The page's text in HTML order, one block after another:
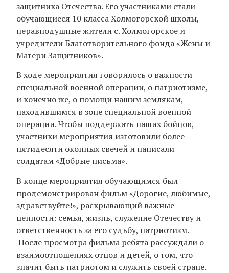
защитника Отечества. Его участниками стали
обучающиеся 10 класса Холмогорской школы,
неравнодушные жители с. Холмогорское и
учредители Благотворительного фонда «Жены и
Матери Защитников».
В ходе мероприятия говорилось о важности
специальной военной операции, о патриотизме,
и конечно же, о помощи нашим землякам,
находившимся в зоне специальной военной
операции. Чтобы поддержать наших бойцов,
участники мероприятия изготовили более
пятидесяти окопных свечей и написали
солдатам «Добрые письма».
В конце мероприятия обучающимся был
продемонстрирован фильм «Дорогие, любимые,
здравствуйте!», раскрывающий важные
ценности: семья, жизнь, служение Отечеству и
ответственность за его судьбу, патриотизм.
После просмотра фильма ребята рассуждали о
взаимоотношениях отцов и детей, о том, что
значит быть патриотом и служить своей стране.